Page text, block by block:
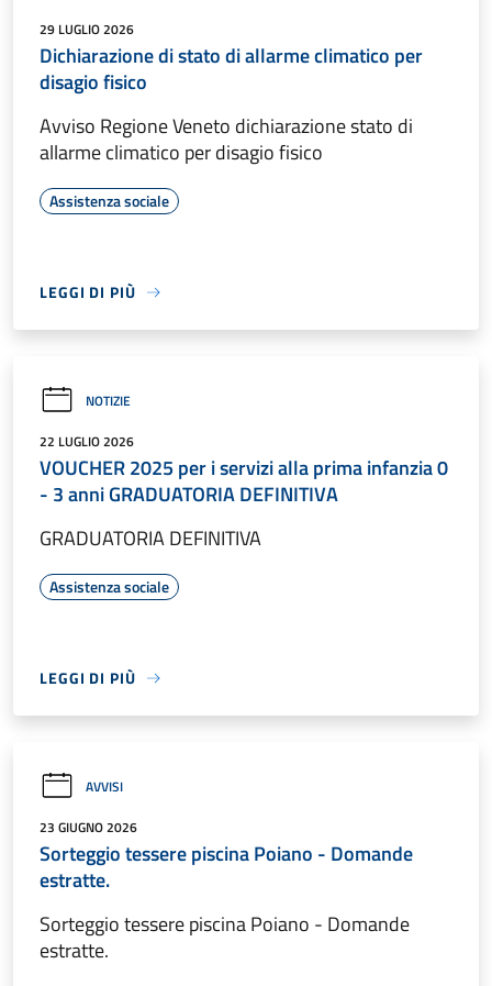
29 LUGLIO 2026
Dichiarazione di stato di allarme climatico per
disagio fisico
Avviso Regione Veneto dichiarazione stato di
allarme climatico per disagio fisico
Assistenza sociale
LEGGI DI PIÙ
NOTIZIE
22 LUGLIO 2026
VOUCHER 2025 per i servizi alla prima infanzia 0
- 3 anni GRADUATORIA DEFINITIVA
GRADUATORIA DEFINITIVA
Assistenza sociale
LEGGI DI PIÙ
AVVISI
23 GIUGNO 2026
Sorteggio tessere piscina Poiano - Domande
estratte.
Sorteggio tessere piscina Poiano - Domande
estratte.